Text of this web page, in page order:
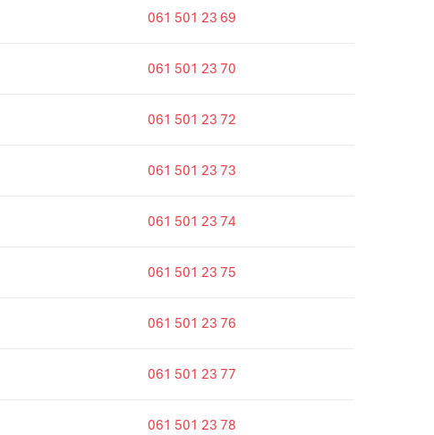
061 501 23 69
061 501 23 70
061 501 23 72
061 501 23 73
061 501 23 74
061 501 23 75
061 501 23 76
061 501 23 77
061 501 23 78